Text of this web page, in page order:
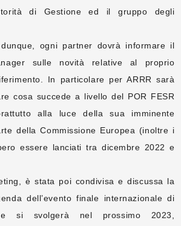
di Gestione ed il gruppo degli
ogni partner dovrà informare il
sulle novità relative al proprio
In particolare per ARRR sarà
cosa succede a livello del POR FESR
alla luce della sua imminente
della Commissione Europea (inoltre i
essere lanciati tra dicembre 2022 e
è stata poi condivisa e discussa la
dell’evento finale internazionale di
si svolgerà nel prossimo 2023,